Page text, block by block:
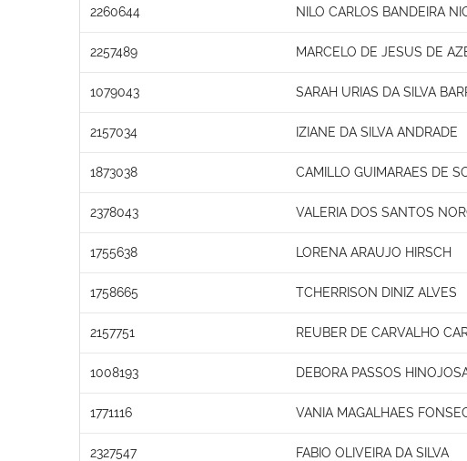
2260644 NILO CARLOS BANDEIRA
2257489 MARCELO DE JESUS DE
1079043 SARAH URIAS DA SILVA
2157034 IZIANE DA SILVA ANDRADE
1873038 CAMILLO GUIMARAES DE
2378043 VALERIA DOS SANTOS
1755638 LORENA ARAUJO HIRSCH
1758665 TCHERRISON DINIZ ALVES
2157751 REUBER DE CARVALHO
1008193 DEBORA PASSOS
1771116 VANIA MAGALHAES
2327547 FABIO OLIVEIRA DA SILVA